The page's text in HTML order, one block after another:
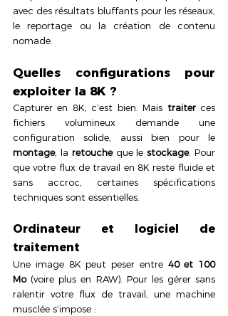
avec des résultats bluffants pour les réseaux,
le reportage ou la création de contenu
nomade.
Quelles configurations pour
exploiter la 8K ?
Capturer en 8K, c’est bien. Mais traiter ces
fichiers volumineux demande une
montage, la retouche que le stockage. Pour
que votre flux de travail en 8K reste fluide et
sans accroc, certaines spécifications
techniques sont essentielles.
Ordinateur et logiciel de
traitement
Une image 8K peut peser entre 40 et 100
Mo (voire plus en RAW). Pour les gérer sans
ralentir votre flux de travail, une machine
musclée s’impose :